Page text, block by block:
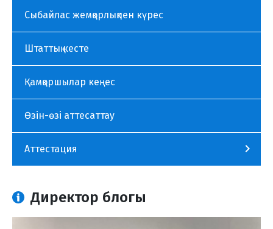
Сыбайлас жемқорлықпен күрес
Штаттық кесте
Қамқоршылар кеңес
Өзін-өзі аттесаттау
Аттестация
Директор блогы